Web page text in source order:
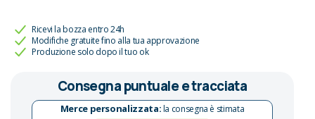
Ricevi la bozza entro 24h
Modifiche gratuite fino alla tua approvazione
Produzione solo dopo il tuo ok
Consegna puntuale e tracciata
Merce personalizzata:la consegna è stimata